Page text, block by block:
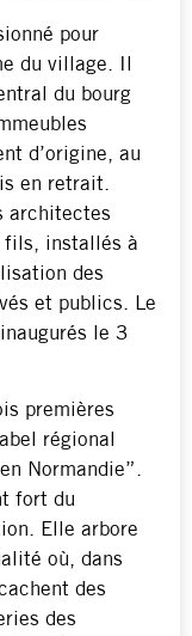
pour
du village. Il
du bourg
d’origine, au
en retrait.
architectes
fils, installés à
des
et publics. Le
le 3
premières
régional
Normandie”.
fort du
Elle arbore
où, dans
des
des